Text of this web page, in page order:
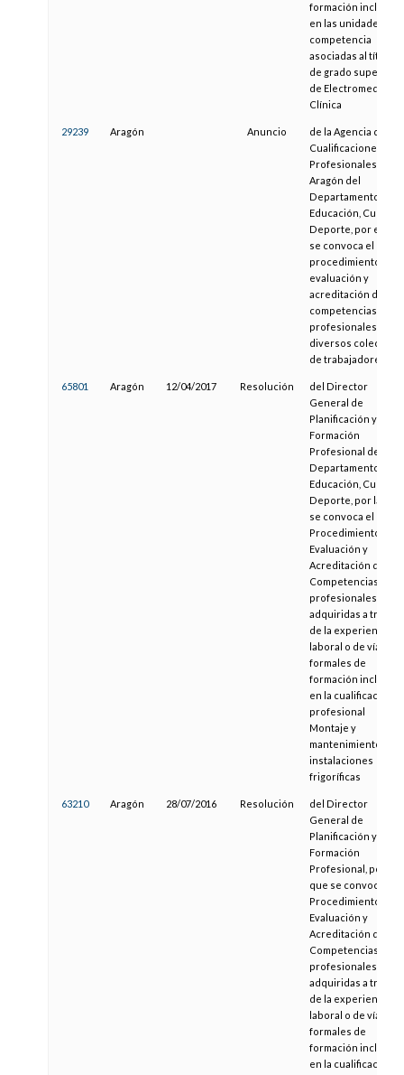
formación incluidas
en las unidades de
competencia
asociadas al título
de grado superior
de Electromedicina
Clínica
29239 Aragón Anuncio
de la Agencia de las
Cualificaciones
Profesionales de
Aragón del
Departamento de
Educación, Cultura
Deporte, por el que
se convoca el
procedimiento de
evaluación y
acreditación de
competencias
profesionales para
diversos colectivos
de trabajadores
65801 Aragón 12/04/2017 Resolución
del Director
General de
Planificación y
Formación
Profesional del
Departamento de
Educación, Cultura
Deporte, por la que
se convoca el
Procedimiento de
Evaluación y
Acreditación de
Competencias
profesionales
adquiridas a través
de la experiencia
laboral o de vías no
formales de
formación incluidas
en la cualificación
profesional
Montaje y
mantenimiento de
instalaciones
frigoríficas
63210 Aragón 28/07/2016 Resolución
del Director
General de
Planificación y
Formación
Profesional, por la
que se convoca el
Procedimiento de
Evaluación y
Acreditación de
Competencias
profesionales
adquiridas a través
de la experiencia
laboral o de vías no
formales de
formación incluidas
en la cualificación